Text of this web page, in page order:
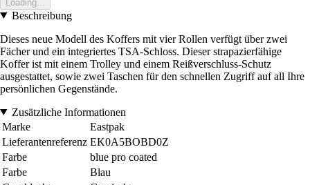
Loading...
Beschreibung
Dieses neue Modell des Koffers mit vier Rollen verfügt über zwei
Fächer und ein integriertes TSA-Schloss. Dieser strapazierfähige
Koffer ist mit einem Trolley und einem Reißverschluss-Schutz
ausgestattet, sowie zwei Taschen für den schnellen Zugriff auf all Ihre
persönlichen Gegenstände.
Zusätzliche Informationen
Marke
Eastpak
Lieferantenreferenz EK0A5BOBD0Z
Farbe
blue pro coated
Farbe
Blau